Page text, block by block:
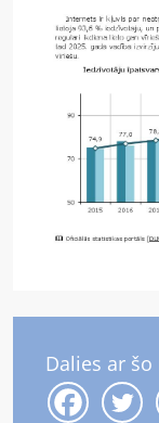
Dalies ar šo